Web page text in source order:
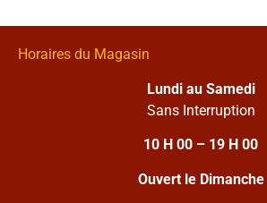
Horaires du Magasin
Lundi au Samedi
Sans Interruption
10 H 00 – 19 H 00
Ouvert le Dimanche